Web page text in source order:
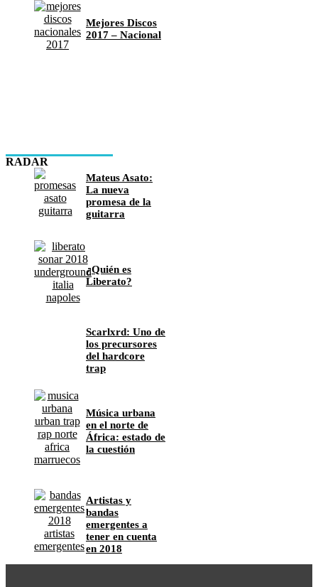
Mejores Discos
2017 – Nacional
RADAR
Mateus Asato:
La nueva
promesa de la
guitarra
¿Quién es
Liberato?
Scarlxrd: Uno de
los precursores
del hardcore
trap
Música urbana
en el norte de
África: estado de
la cuestión
Artistas y
bandas
emergentes a
tener en cuenta
en 2018